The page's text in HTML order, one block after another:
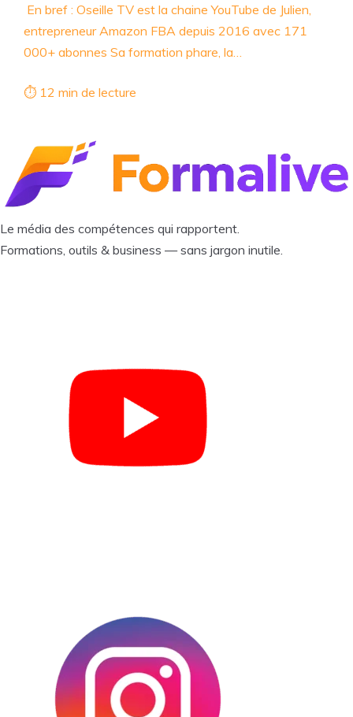
En bref : Oseille TV est la chaine YouTube de Julien,
entrepreneur Amazon FBA depuis 2016 avec 171
000+ abonnes Sa formation phare, la…
⏱ 12 min de lecture
Le média des compétences qui rapportent.
Formations, outils & business — sans jargon inutile.